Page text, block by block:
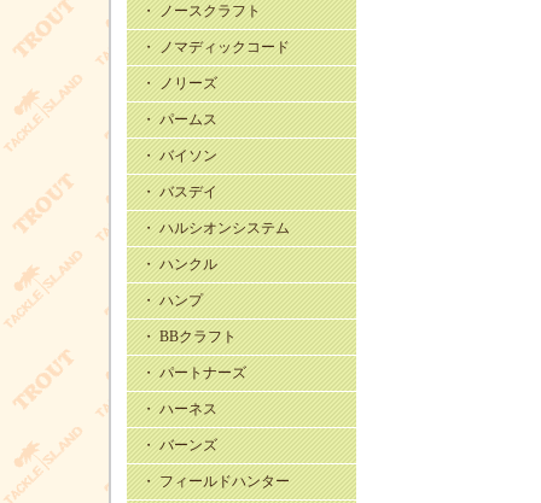
・ ノースクラフト
・ ノマディックコード
・ ノリーズ
・ パームス
・ バイソン
・ バスデイ
・ ハルシオンシステム
・ ハンクル
・ ハンプ
・ BBクラフト
・ パートナーズ
・ ハーネス
・ バーンズ
・ フィールドハンター